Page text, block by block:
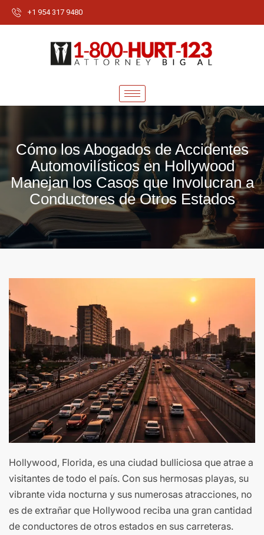
+1 954 317 9480
Cómo los Abogados de Accidentes
Automovilísticos en Hollywood
Manejan los Casos que Involucran a
Conductores de Otros Estados
Hollywood, Florida, es una ciudad bulliciosa que atrae a
visitantes de todo el país. Con sus hermosas playas, su
vibrante vida nocturna y sus numerosas atracciones, no
es de extrañar que Hollywood reciba una gran cantidad
de conductores de otros estados en sus carreteras.